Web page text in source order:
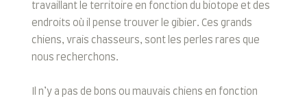
travaillant le territoire en fonction du biotope et des
endroits où il pense trouver le gibier. Ces grands
chiens, vrais chasseurs, sont les perles rares que
nous recherchons.
Il n’y a pas de bons ou mauvais chiens en fonction